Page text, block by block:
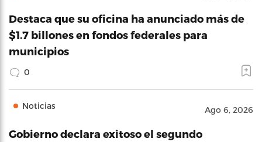
Destaca que su oficina ha anunciado más de
$1.7 billones en fondos federales para
municipios
0
Noticias Ago 6, 2026
Gobierno declara exitoso el segundo